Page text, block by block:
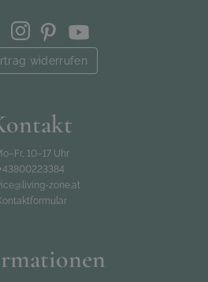
widerrufen
10–17 Uhr
+43800223384
zone.at